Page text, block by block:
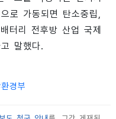
로 가동되면 탄소중립,
터리 전후방 산업 국제
말했다.
환경부